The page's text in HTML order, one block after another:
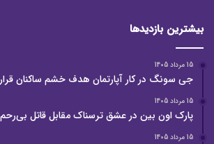
بیشترین بازدیدها
15 مرداد 1405
جی سونگ در کار آپارتمان هدف خشم ساکنان
15 مرداد 1405
پارک اون بین در عشق ترسناک مقابل قاتل
15 مرداد 1405